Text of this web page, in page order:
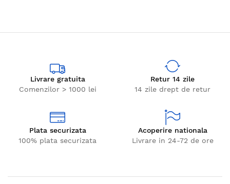
Livrare gratuita
Comenzilor > 1000 lei
Retur 14 zile
14 zile drept de retur
Plata securizata
100% plata securizata
Acoperire nationala
Livrare in 24-72 de ore